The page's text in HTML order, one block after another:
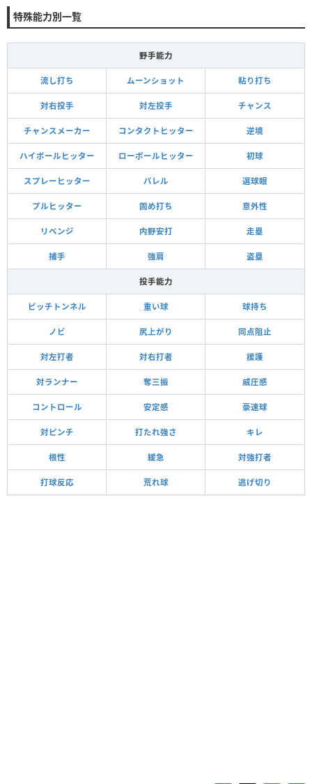
特殊能力別一覧
野手能力
流し打ち ムーンショット 粘り打ち
対右投手 対左投手 チャンス
チャンスメーカー コンタクトヒッター 逆境
ハイボールヒッター ローボールヒッター 初球
スプレーヒッター バレル 選球眼
プルヒッター 固め打ち 意外性
リベンジ 内野安打 走塁
捕手 強肩 盗塁
投手能力
ピッチトンネル 重い球 球持ち
ノビ 尻上がり 同点阻止
対左打者 対右打者 援護
対ランナー 奪三振 威圧感
コントロール 安定感 豪速球
対ピンチ 打たれ強さ キレ
根性 緩急 対強打者
打球反応 荒れ球 逃げ切り